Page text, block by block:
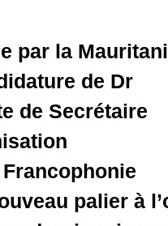
par la
de Dr
de Secrétaire
palier à